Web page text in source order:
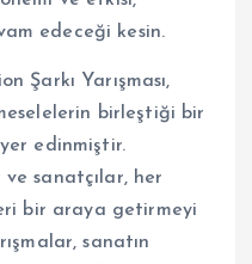
edeceği kesin.
Şarkı Yarışması,
birleştiği bir
edinmiştir.
ve sanatçılar, her
bir araya getirmeyi
sanatın